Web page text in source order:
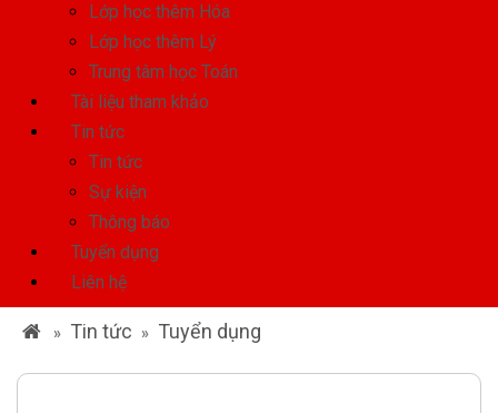
Lớp học thêm Hóa
Lớp học thêm Lý
Trung tâm học Toán
Tài liệu tham khảo
Tin tức
Tin tức
Sự kiện
Thông báo
Tuyển dụng
Liên hệ
» Tin tức » Tuyển dụng